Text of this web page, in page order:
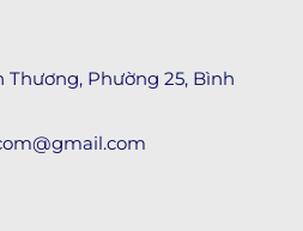
Thương, Phường 25, Bình